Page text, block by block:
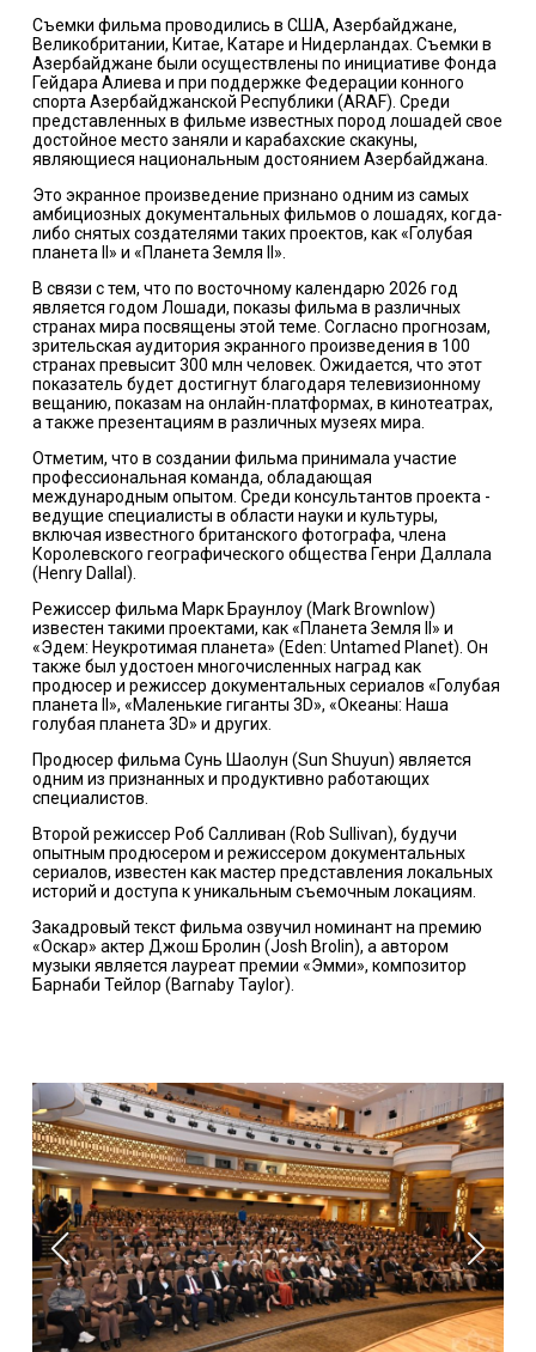
Съемки фильма проводились в США, Азербайджане,
Великобритании, Китае, Катарe и Нидерландах. Съемки в
Азербайджане были осуществлены по инициативе Фонда
Гейдара Алиева и при поддержке Федерации конного
спорта Азербайджанской Республики (ARAF). Среди
представленных в фильме известных пород лошадей свое
достойное место заняли и карабахские скакуны,
являющиеся национальным достоянием Азербайджана.
Это экранное произведение признано одним из самых
амбициозных документальных фильмов о лошадях, когда-
либо снятых создателями таких проектов, как «Голубая
планета II» и «Планета Земля II».
В связи с тем, что по восточному календарю 2026 год
является годом Лошади, показы фильма в различных
странах мира посвящены этой теме. Согласно прогнозам,
зрительская аудитория экранного произведения в 100
странах превысит 300 млн человек. Ожидается, что этот
показатель будет достигнут благодаря телевизионному
вещанию, показам на онлайн-платформах, в кинотеатрах,
а также презентациям в различных музеях мира.
Отметим, что в создании фильма принимала участие
профессиональная команда, обладающая
международным опытом. Среди консультантов проекта -
ведущие специалисты в области науки и культуры,
включая известного британского фотографа, члена
Королевского географического общества Генри Даллала
(Henry Dallal).
Режиссер фильма Марк Браунлоу (Mark Brownlow)
известен такими проектами, как «Планета Земля II» и
«Эдем: Неукротимая планета» (Eden: Untamed Planet). Он
также был удостоен многочисленных наград как
продюсер и режиссер документальных сериалов «Голубая
планета II», «Маленькие гиганты 3D», «Океаны: Наша
голубая планета 3D» и других.
Продюсер фильма Сунь Шаолун (Sun Shuyun) является
одним из признанных и продуктивно работающих
специалистов.
Второй режиссер Роб Салливан (Rob Sullivan), будучи
опытным продюсером и режиссером документальных
сериалов, известен как мастер представления локальных
историй и доступа к уникальным съемочным локациям.
Закадровый текст фильма озвучил номинант на премию
«Оскар» актер Джош Бролин (Josh Brolin), а автором
музыки является лауреат премии «Эмми», композитор
Барнаби Тейлор (Barnaby Taylor).